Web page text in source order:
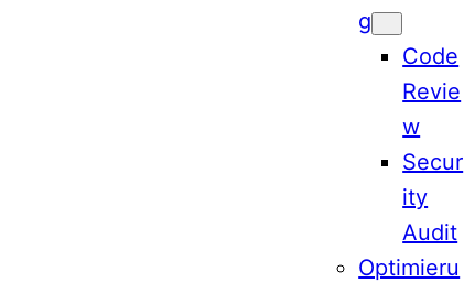
g
Code
Revie
w
Secur
ity
Audit
Optimieru